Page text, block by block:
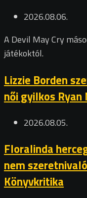
2026.08.06.
A Devil May Cry
játékoktól.
Lizzie Borden
női gyilkos
2026.08.05.
Floralinda
nem
Könyvkritika